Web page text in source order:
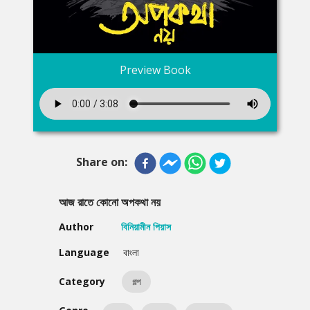
Preview Book
Share on:
আজ রাতে কোনো অপকথা নয়
Author
বিনিয়ামীন পিয়াস
Language
বাংলা
Category গল্প